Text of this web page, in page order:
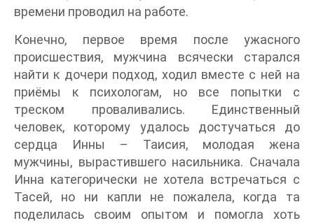
времени проводил на работе.
Конечно, первое время после ужасного
происшествия, мужчина всячески старался
найти к дочери подход, ходил вместе с ней на
приёмы к психологам, но все попытки с
треском проваливались. Единственный
человек, которому удалось достучаться до
сердца Инны – Таисия, молодая жена
мужчины, вырастившего насильника. Сначала
Инна категорически не хотела встречаться с
Тасей, но ни капли не пожалела, когда та
поделилась своим опытом и помогла хоть